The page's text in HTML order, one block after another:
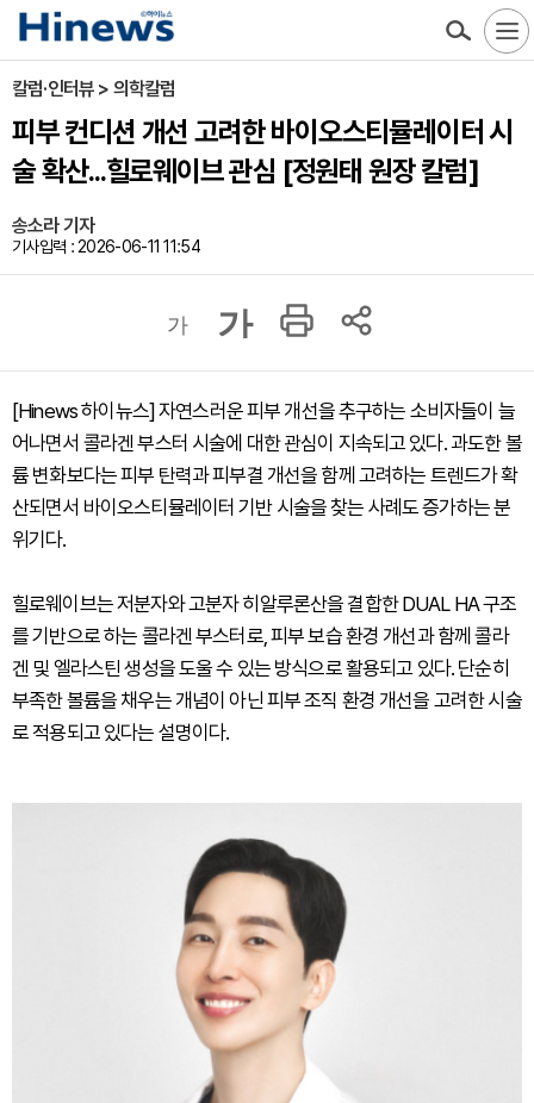
칼럼·인터뷰 > 의학칼럼
피부 컨디션 개선 고려한 바이오스티뮬레이터 시
술 확산...힐로웨이브 관심 [정원태 원장 칼럼]
송소라 기자
기사입력 : 2026-06-11 11:54
가 가
[Hinews 하이뉴스] 자연스러운 피부 개선을 추구하는 소비자들이 늘
어나면서 콜라겐 부스터 시술에 대한 관심이 지속되고 있다. 과도한 볼
륨 변화보다는 피부 탄력과 피부결 개선을 함께 고려하는 트렌드가 확
산되면서 바이오스티뮬레이터 기반 시술을 찾는 사례도 증가하는 분
위기다.
힐로웨이브는 저분자와 고분자 히알루론산을 결합한 DUAL HA 구조
를 기반으로 하는 콜라겐 부스터로, 피부 보습 환경 개선과 함께 콜라
겐 및 엘라스틴 생성을 도울 수 있는 방식으로 활용되고 있다. 단순히
부족한 볼륨을 채우는 개념이 아닌 피부 조직 환경 개선을 고려한 시술
로 적용되고 있다는 설명이다.